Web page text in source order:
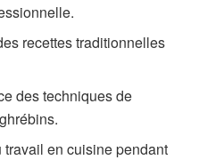
recettes traditionnelles
des techniques de
en cuisine pendant